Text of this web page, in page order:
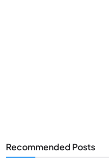
Recommended Posts